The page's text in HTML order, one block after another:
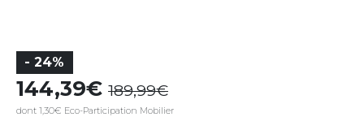
- 24%
144,39 189,99
dont 1,30€ Eco-Participation Mobilier